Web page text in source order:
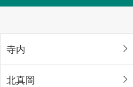
高勢町2丁目
寺内
北真岡